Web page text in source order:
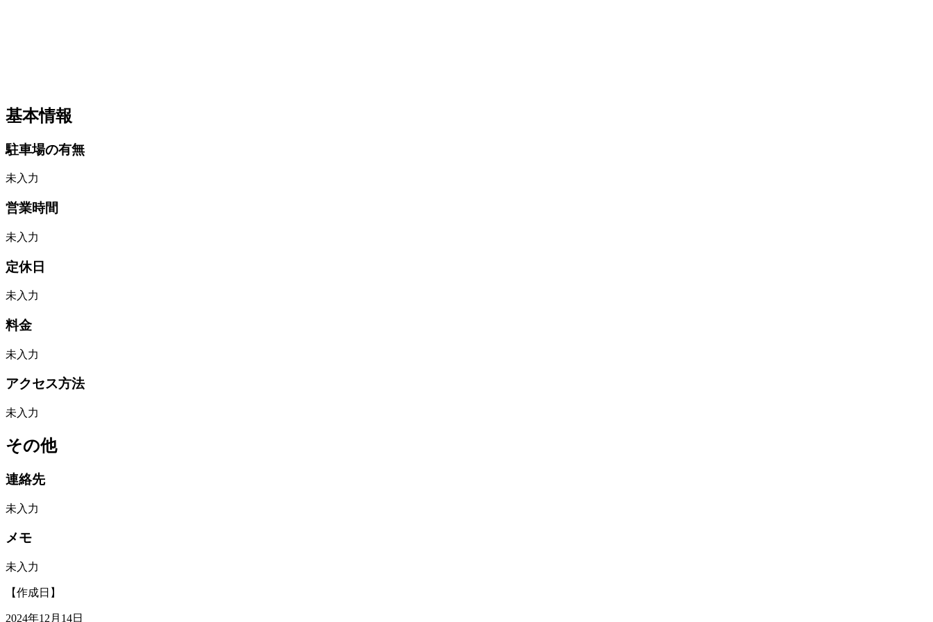
基本情報
駐車場の有無
未入力
営業時間
未入力
定休日
未入力
料金
未入力
アクセス方法
未入力
その他
連絡先
未入力
メモ
未入力
【作成日】
2024年12月14日